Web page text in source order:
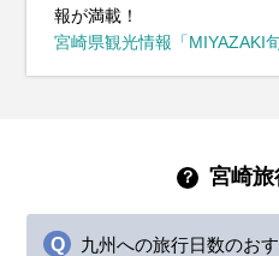
報が満載！
宮崎県観光情報「MIYAZAKI
宮崎
九州への旅行日数のお